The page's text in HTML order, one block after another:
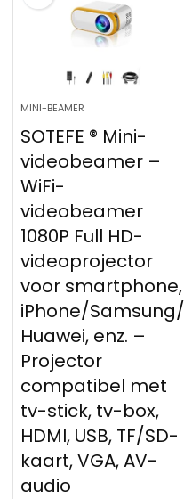
MINI-BEAMER
SOTEFE ® Mini-
videobeamer –
WiFi-
videobeamer
1080P Full HD-
videoprojector
voor smartphone,
iPhone/Samsung/
Huawei, enz. –
Projector
compatibel met
tv-stick, tv-box,
HDMI, USB, TF/SD-
kaart, VGA, AV-
audio